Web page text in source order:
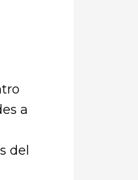
a
del